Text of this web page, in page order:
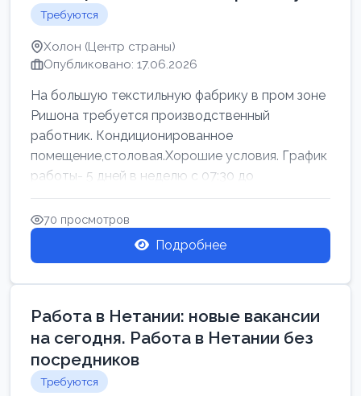
Требуются
Холон (Центр страны)
Опубликовано: 17.06.2026
На большую текстильную фабрику в пром зоне
Ришона требуется производственный
работник. Кондиционированное
помещение,столовая.Хорошие условия. График
работы- 5 дней в неделю с 07:30 до
17:00.Высокая за...
70 просмотров
Подробнее
Работа в Нетании: новые вакансии
на сегодня. Работа в Нетании без
посредников
Требуются